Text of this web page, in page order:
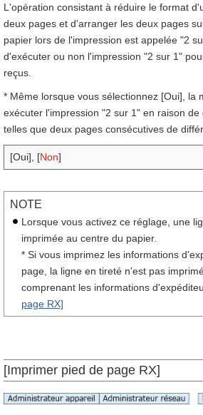
L'opération consistant à réduire le format
deux pages et d'arranger les deux pages
papier lors de l'impression est appelée "2
d'exécuter ou non l'impression "2 sur 1"
reçus.
* Même lorsque vous sélectionnez [Oui], la
exécuter l'impression "2 sur 1" en raison
telles que deux pages consécutives de
[Oui], [Non]
NOTE
Lorsque vous activez ce réglage, une
imprimée au centre du papier.
* Si vous imprimez les informations
page, la ligne en tireté n'est pas
comprenant les informations
page RX]
[Imprimer pied de page RX]